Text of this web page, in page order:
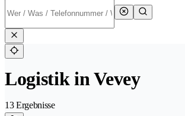
Logistik in Vevey
13 Ergebnisse